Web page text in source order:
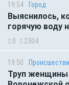
19:54 Город
Выяснилось,
горячую воду
0 2304
19:50
Труп женщины